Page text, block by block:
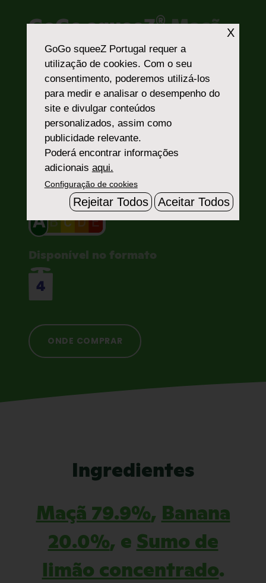
GoGo squeeZ® Maçã
Banana
Tudo é melhor com bananas.
O GoGo squeeZ® Maçã Banana é a perfeita
combinação do delicioso e do nutritivo, feito
com 100% de fruta, 100% prático e divertido
de se comer. Põe um sorriso na cara de
qualquer um, subtil, deliciosa, doce…uma
fruta pronta a comer sem casca.
Disponível no formato
4
ONDE COMPRAR
Ingredientes
Maçã 79.9%, Banana
20.0%, e Sumo de
limão concentrado.
X
GoGo squeeZ Portugal requer a
utilização de cookies. Com o seu
consentimento, poderemos utilizá-los
para medir e analisar o desempenho do
site e divulgar conteúdos
personalizados, assim como
publicidade relevante.
Poderá encontrar informações
adicionais aqui.
Configuração de cookies
Rejeitar Todos Aceitar Todos